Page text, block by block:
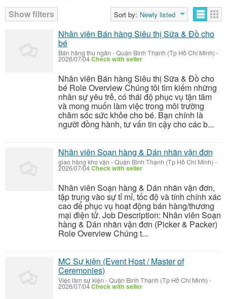
Show filters
Sort by: Newly listed
Listings
Nhân viên Bán hàng Siêu thị Sữa & Đồ cho
bé
Bán hàng thu ngân -Quận Bình Thạnh (Tp Hồ Chí Minh) -
2026/07/04Check with seller
Nhân viên Bán hàng Siêu thị Sữa & Đồ cho
bé Role Overview Chúng tôi tìm kiếm những
nhân sự yêu trẻ, có thái độ phục vụ tận tâm
và mong muốn làm việc trong môi trường
chăm sóc sức khỏe cho bé. Bạn chính là
người đồng hành, tư vấn tin cậy cho các b...
Nhân viên Soạn hàng & Dán nhãn vận đơn
giao hàng kho vận -Quận Bình Thạnh (Tp Hồ Chí Minh) -
2026/07/04Check with seller
Nhân viên Soạn hàng & Dán nhãn vận đơn,
tập trung vào sự tỉ mỉ, tốc độ và tính chính xác
cao để phục vụ hoạt động bán hàng/thương
mại điện tử. Job Description: Nhân viên Soạn
hàng & Dán nhãn vận đơn (Picker & Packer)
Role Overview Chúng t...
MC Sự kiện (Event Host / Master of
Ceremonies)
Việc làm sự kiện -Quận Bình Thạnh (Tp Hồ Chí Minh) -
2026/07/04Check with seller